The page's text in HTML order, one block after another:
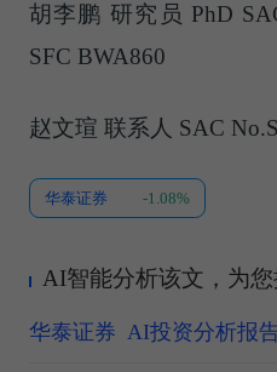
胡李鹏 研究员 PhD
SFC BWA860
赵文瑄 联系人 SAC
华泰证券 -1.08%
AI智能分析该文，为
华泰证券 AI投资分析报